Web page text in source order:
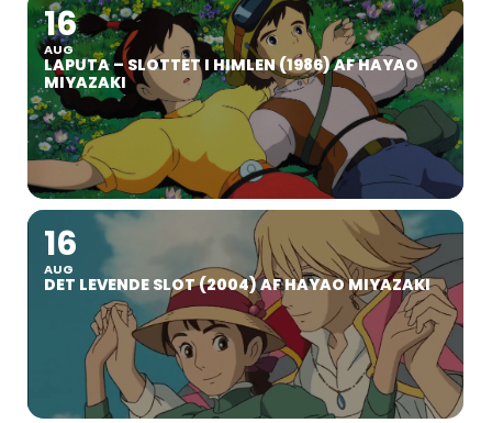
16
AUG
LAPUTA – SLOTTET I HIMLEN (1986) AF HAYAO
MIYAZAKI
16
AUG
DET LEVENDE SLOT (2004) AF HAYAO MIYAZAKI